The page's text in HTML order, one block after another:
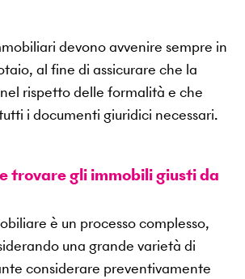
devono avvenire sempre in
al fine di assicurare che la
rispetto delle formalità e che
i documenti giuridici necessari.
trovare gli immobili giusti da
è un processo complesso,
una grande varietà di
considerare preventivamente